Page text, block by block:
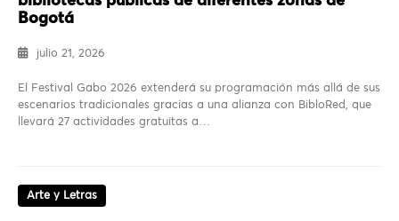
Bogotá
julio 21, 2026
El Festival Gabo 2026 extenderá su programación más allá de sus
escenarios tradicionales gracias a una alianza con BibloRed, que
llevará 27 actividades gratuitas a…
Arte y Letras